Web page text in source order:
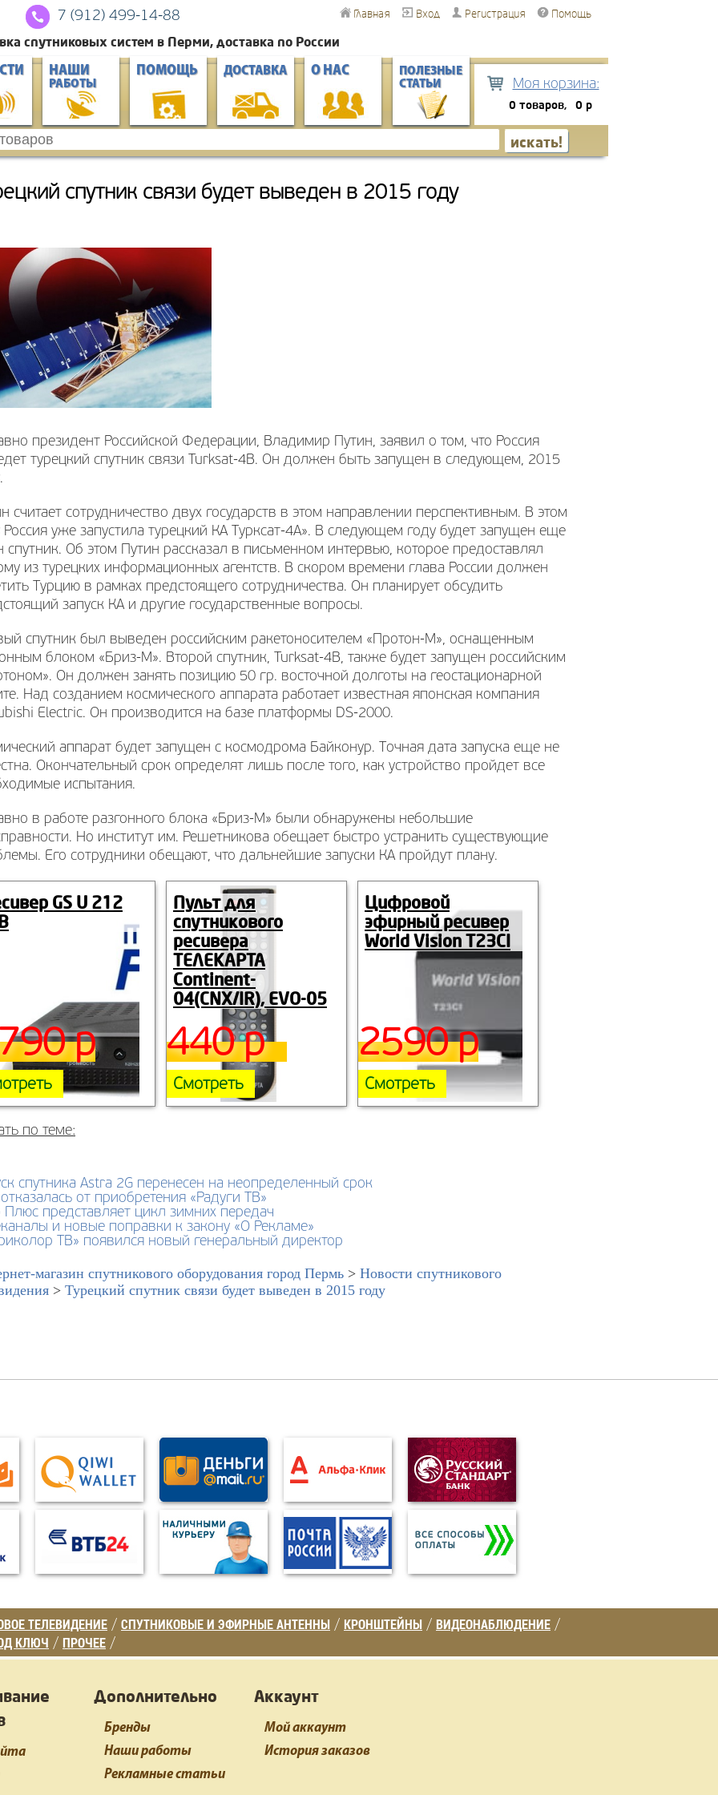
Главная Вход Регистрация Помощь
7 (912) 499-14-88
Моя корзина:
0 товаров, 0 р
спутниковых систем в Перми, доставка по России
НАШИ
РАБОТЫ
ПОМОЩЬ ДОСТАВКА О НАС
ПОЛЕЗНЫЕ
СТАТЬИ
спутник связи будет выведен в 2015 году
президент Российской Федерации, Владимир Путин, заявил о том, что Россия
турецкий спутник связи Turksat-4В. Он должен быть запущен в следующем, 2015
считает сотрудничество двух государств в этом направлении перспективным. В этом
Россия уже запустила турецкий КА Турксат-4А». В следующем году будет запущен еще
спутник. Об этом Путин рассказал в письменном интервью, которое предоставлял
из турецких информационных агентств. В скором времени глава России должен
Турцию в рамках предстоящего сотрудничества. Он планирует обсудить
запуск КА и другие государственные вопросы.
спутник был выведен российским ракетоносителем «Протон-М», оснащенным
блоком «Бриз-М». Второй спутник, Turksat-4В, также будет запущен российским
Он должен занять позицию 50 гр. восточной долготы на геостационарной
Над созданием космического аппарата работает известная японская компания
Electric. Он производится на базе платформы DS-2000.
аппарат будет запущен с космодрома Байконур. Точная дата запуска еще не
Окончательный срок определят лишь после того, как устройство пройдет все
испытания.
в работе разгонного блока «Бриз-М» были обнаружены небольшие
Но институт им. Решетникова обещает быстро устранить существующие
Его сотрудники обещают, что дальнейшие запуски КА пройдут плану.
GS U 212
р
Пульт для
спутникового
ресивера
ТЕЛЕКАРТА
Continent-
04(CNX/IR), EVO-05
Смотреть
440 р
Цифровой
эфирный ресивер
World Vision T23CI
Смотреть
2590 р
по теме:
спутника Astra 2G перенесен на неопределенный срок
от приобретения «Радуги ТВ»
Плюс представляет цикл зимних передач
и новые поправки к закону «О Рекламе»
ТВ» появился новый генеральный директор
магазин спутникового оборудования город Пермь > Новости спутникового
> Турецкий спутник связи будет выведен в 2015 году
ТЕЛЕВИДЕНИЕ / СПУТНИКОВЫЕ И ЭФИРНЫЕ АНТЕННЫ / КРОНШТЕЙНЫ / ВИДЕОНАБЛЮДЕНИЕ /
КЛЮЧ / ПРОЧЕЕ /
Дополнительно
Бренды
Наши работы
Рекламные статьи
Аккаунт
Мой аккаунт
История заказов